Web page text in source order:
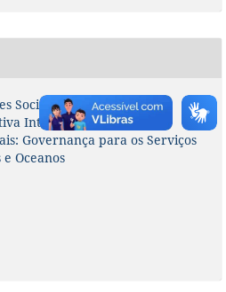
Sociais em Áreas Naturais
Internacional - Gestão
Governança para os Serviços
e Oceanos